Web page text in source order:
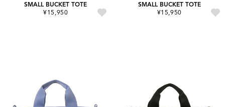
SMALL BUCKET TOTE
¥15,950
SMALL BUCKET TOTE
¥15,950